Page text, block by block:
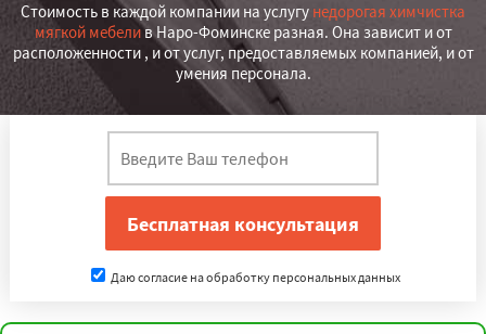
Стоимость в каждой компании на услугу недорогая химчистка
мягкой мебелив Наро-Фоминске разная. Она зависит и от
расположенности , и от услуг, предоставляемых компанией, и от
умения персонала.
Даю согласие на обработку персональных данных